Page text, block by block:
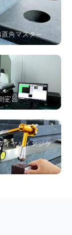
角マスター
定器
イヤルインジケ